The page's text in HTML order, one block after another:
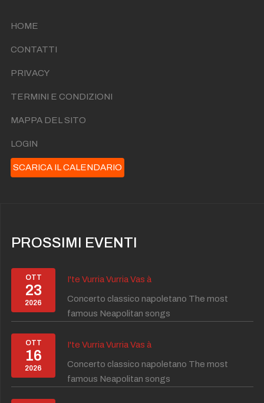
HOME
CONTATTI
PRIVACY
TERMINI E CONDIZIONI
MAPPA DEL SITO
LOGIN
SCARICA IL CALENDARIO
PROSSIMI EVENTI
OTT
23
2026
I'te Vurria Vurria Vas à
Concerto classico napoletano The most
famous Neapolitan songs
OTT
16
2026
I'te Vurria Vurria Vas à
Concerto classico napoletano The most
famous Neapolitan songs